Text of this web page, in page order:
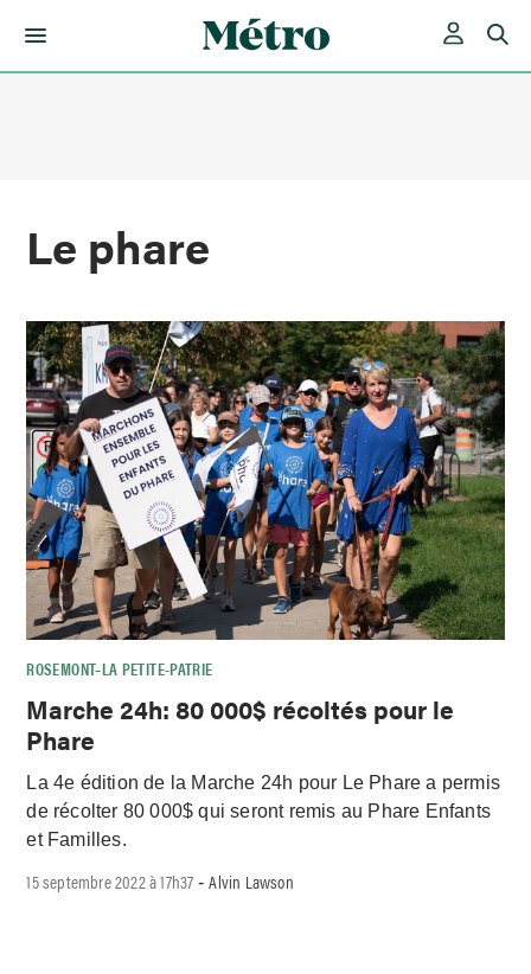
Le phare
ROSEMONT–LA PETITE-PATRIE
Marche 24h: 80 000$ récoltés pour le
Phare
La 4e édition de la Marche 24h pour Le Phare a permis
de récolter 80 000$ qui seront remis au Phare Enfants
et Familles.
15 septembre 2022 à 17h37 -Alvin Lawson